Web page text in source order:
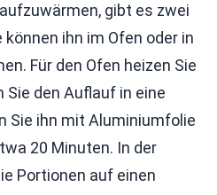
gibt es zwei
ihn im Ofen oder in
Für den Ofen heizen Sie
Sie den Auflauf in eine
Sie ihn mit Aluminiumfolie
20 Minuten. In der
Portionen auf einen